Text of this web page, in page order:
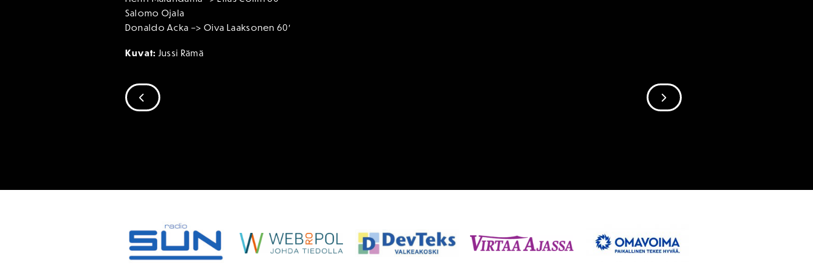
Salomo Ojala
Donaldo Acka –> Oiva Laaksonen 60′
Kuvat: Jussi Rämä
SIIRRY SEURAAVAAN
SIIRRY EDELLISEEN